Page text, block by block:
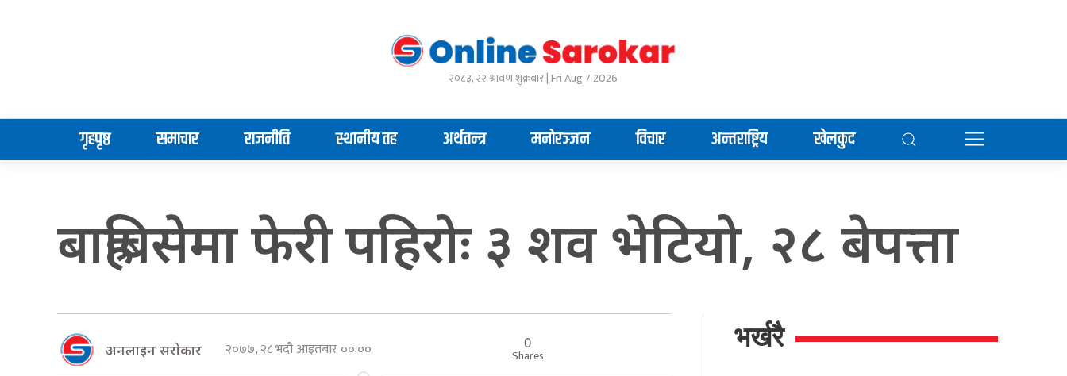
२०८३, २२ श्रावण शुक्रबार | Fri Aug 7 2026
गृहपृष्ठ समाचार राजनीति स्थानीय तह अर्थतन्त्र मनोरञ्जन विचार अन्तराष्ट्रिय खेलकुद
बाह्रबिसेमा फेरी पहिरोः ३ शव भेटियो, २८ बेपत्ता
अनलाइन सराेकार २०७७, २८ भदौ आइतबार ००:०० 0
Shares
भर्खरै